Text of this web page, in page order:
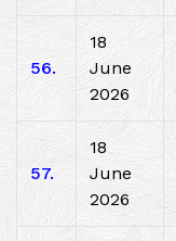
56.
18
June
2026
57.
18
June
2026